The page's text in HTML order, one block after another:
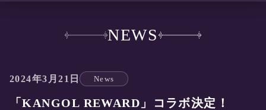
NEWS
2024年3月21日 News
「KANGOL REWARD」コラボ決定！